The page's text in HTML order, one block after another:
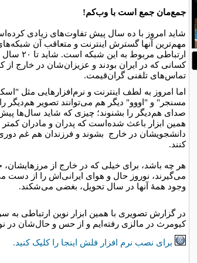
جمع‌مان جمع است با وب‌کم!
شاید امروز با ده‌ سال پیش تفاوت‌های زیادی
مهم‌ترین آنها گسترش اینترنت و متعاقب آن
ارتباطی
کسانی که در ایران بودند و عزیزان‌شان در خارج از
تماس‌های تلفنی گران‌قیمت.
اما امروز به لطف اینترنت و نرم‌افزارهایی مثل
مسنجر" و "اووو" دیگر هم می‌توانند تصویر هم‌دیگر
صدای هم‌دیگر را بشنوند؛ چیزی که شاید سال‌ها
همین ابزار باعث شده‌است که پدران و مادران کمتر
دانشجویشان در خارج بشوند و فرزندان هم غم ‌دوری
کنند.
هر چه باشد، برای خیلی که در خارج‌ از
می‌گیرند، نوروز حال و هوای ایرانی‌اش را از دست
وجود همۀ آنها در سال تحویل، بغضی می‌شکند.
در گزارش تصویری با همین ابزار نوین ارتباطی به
کیومرث در مالزی رفته‌ایم و از حس و حال‌شان در
برای نصب نرم افزار فلش اینجا را کلیک کنيد.